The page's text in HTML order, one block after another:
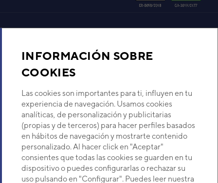
INFORMACIÓN SOBRE
COOKIES
Las cookies son importantes para ti, influyen en tu
experiencia de navegación. Usamos cookies
analíticas, de personalización y publicitarias
(propias y de terceros) para hacer perfiles basados
en hábitos de navegación y mostrarte contenido
personalizado. Al hacer click en "Aceptar"
consientes que todas las cookies se guarden en tu
dispositivo o puedes configurarlas o rechazar su
uso pulsando en "Configurar". Puedes leer nuestra
UNIDAD INTERIOR AIRE
LIBERTY ASD09K
UNIDAD INTERIOR AIRE
ACONDICIONADO
MULTISPLIT PARED DAITSU
LIBERTY ASD12K
Código:3NDA02024-Ref. fabricante:DSF-
12KDB(W)
VER DETALLE
Sobre Nosotros
Descubre Eurofred
Dónde Estamos
¿Buscas un servicio técnico?